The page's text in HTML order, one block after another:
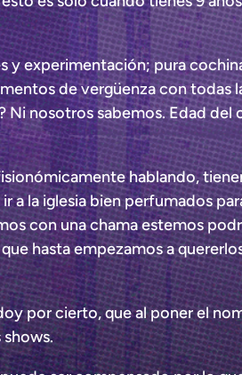
y experimentación; pura
de vergüenza con todas
nosotros sabemos. Edad del
hablando,
a la iglesia bien perfumados
con una chama estemos
hasta empezamos a
por cierto, que al poner el
shows.